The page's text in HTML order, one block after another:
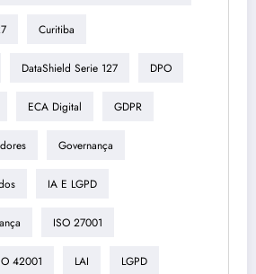
Curitiba
DataShield Serie 127 DPO
ECA Digital GDPR
Governança
IA E LGPD
ISO 27001
42001 LAI LGPD